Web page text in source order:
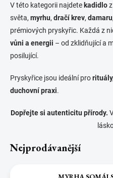
V této kategorii najdete kadidlo
světa, myrhu, dračí krev, damaru
prémiových pryskyřic. Každá z
vůni a energii – od zklidňující a
posilující.
Pryskyřice jsou ideální pro
duchovní praxi.
Dopřejte si autenticitu přírody.
Nejprodávanější